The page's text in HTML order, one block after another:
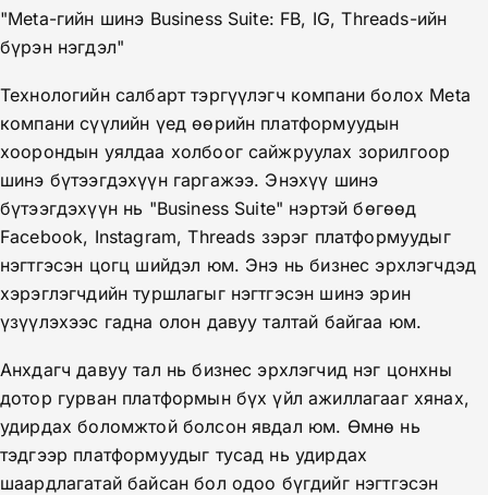
"Meta-гийн шинэ Business Suite: FB, IG, Threads-ийн
бүрэн нэгдэл"
Технологийн салбарт тэргүүлэгч компани болох Meta
компани сүүлийн үед өөрийн платформуудын
хоорондын уялдаа холбоог сайжруулах зорилгоор
шинэ бүтээгдэхүүн гаргажээ. Энэхүү шинэ
бүтээгдэхүүн нь "Business Suite" нэртэй бөгөөд
Facebook, Instagram, Threads зэрэг платформуудыг
нэгтгэсэн цогц шийдэл юм. Энэ нь бизнес эрхлэгчдэд
хэрэглэгчдийн туршлагыг нэгтгэсэн шинэ эрин
үзүүлэхээс гадна олон давуу талтай байгаа юм.
Анхдагч давуу тал нь бизнес эрхлэгчид нэг цонхны
дотор гурван платформын бүх үйл ажиллагааг хянах,
удирдах боломжтой болсон явдал юм. Өмнө нь
тэдгээр платформуудыг тусад нь удирдах
шаардлагатай байсан бол одоо бүгдийг нэгтгэсэн